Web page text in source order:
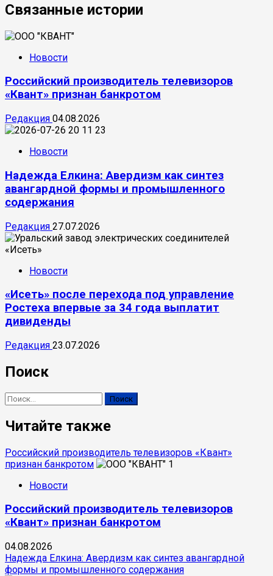
Связанные истории
Новости
Российский производитель телевизоров
«Квант» признан банкротом
Редакция 04.08.2026
Новости
Надежда Елкина: Авердизм как синтез
авангардной формы и промышленного
содержания
Редакция 27.07.2026
Новости
«Исеть» после перехода под управление
Ростеха впервые за 34 года выплатит
дивиденды
Редакция 23.07.2026
Поиск
Найти:
Читайте также
Российский производитель телевизоров «Квант»
признан банкротом
1
Новости
Российский производитель телевизоров
«Квант» признан банкротом
04.08.2026
Надежда Елкина: Авердизм как синтез авангардной
формы и промышленного содержания